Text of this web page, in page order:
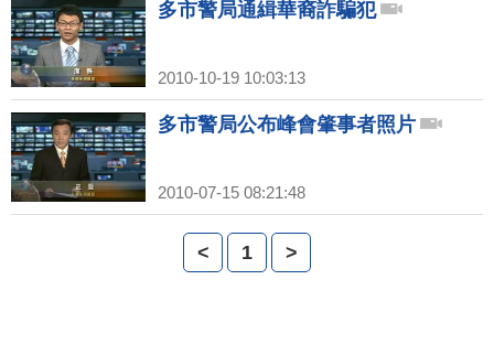
多市警局通緝華裔詐騙犯
2010-10-19 10:03:13
多市警局公布峰會肇事者照片
2010-07-15 08:21:48
< 1 >